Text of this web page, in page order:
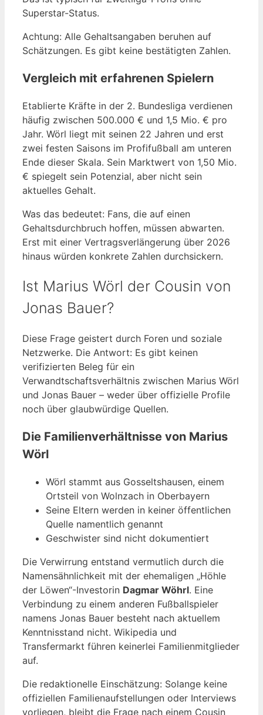
Superstar-Status.
Achtung: Alle Gehaltsangaben beruhen auf
Schätzungen. Es gibt keine bestätigten Zahlen.
Vergleich mit erfahrenen Spielern
Etablierte Kräfte in der 2. Bundesliga verdienen
häufig zwischen 500.000 € und 1,5 Mio. € pro
Jahr. Wörl liegt mit seinen 22 Jahren und erst
zwei festen Saisons im Profifußball am unteren
Ende dieser Skala. Sein Marktwert von 1,50 Mio.
€ spiegelt sein Potenzial, aber nicht sein
aktuelles Gehalt.
Was das bedeutet: Fans, die auf einen
Gehaltsdurchbruch hoffen, müssen abwarten.
Erst mit einer Vertragsverlängerung über 2026
hinaus würden konkrete Zahlen durchsickern.
Ist Marius Wörl der Cousin von
Jonas Bauer?
Diese Frage geistert durch Foren und soziale
Netzwerke. Die Antwort: Es gibt keinen
verifizierten Beleg für ein
Verwandtschaftsverhältnis zwischen Marius Wörl
und Jonas Bauer – weder über offizielle Profile
noch über glaubwürdige Quellen.
Die Familienverhältnisse von Marius
Wörl
Wörl stammt aus Gosseltshausen, einem
Ortsteil von Wolnzach in Oberbayern
Seine Eltern werden in keiner öffentlichen
Quelle namentlich genannt
Geschwister sind nicht dokumentiert
Die Verwirrung entstand vermutlich durch die
Namensähnlichkeit mit der ehemaligen „Höhle
der Löwen“-Investorin Dagmar Wöhrl. Eine
Verbindung zu einem anderen Fußballspieler
namens Jonas Bauer besteht nach aktuellem
Kenntnisstand nicht. Wikipedia und
Transfermarkt führen keinerlei Familienmitglieder
auf.
Die redaktionelle Einschätzung: Solange keine
offiziellen Familienaufstellungen oder Interviews
vorliegen, bleibt die Frage nach einem Cousin